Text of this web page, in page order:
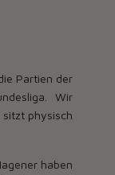
Partien der
Wir
physisch
haben